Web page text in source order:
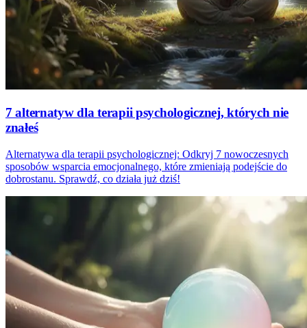
7 alternatyw dla terapii psychologicznej, których nie
znałeś
Alternatywa dla terapii psychologicznej: Odkryj 7 nowoczesnych
sposobów wsparcia emocjonalnego, które zmieniają podejście do
dobrostanu. Sprawdź, co działa już dziś!